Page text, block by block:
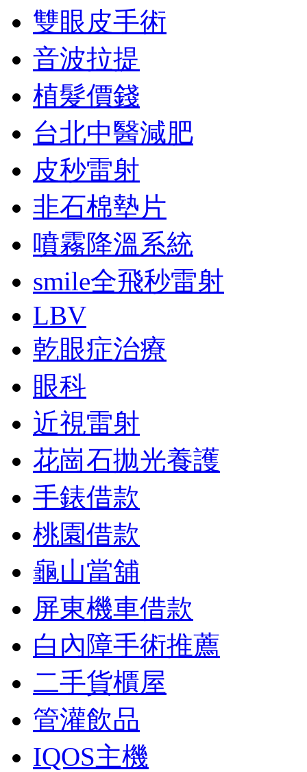
雙眼皮手術
音波拉提
植髮價錢
台北中醫減肥
皮秒雷射
非石棉墊片
噴霧降溫系統
smile全飛秒雷射
LBV
乾眼症治療
眼科
近視雷射
花崗石拋光養護
手錶借款
桃園借款
龜山當舖
屏東機車借款
白內障手術推薦
二手貨櫃屋
管灌飲品
IQOS主機